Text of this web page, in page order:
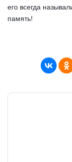
его всегда
память!